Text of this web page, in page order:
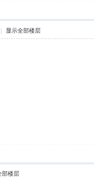
| 显示全部楼层
部楼层